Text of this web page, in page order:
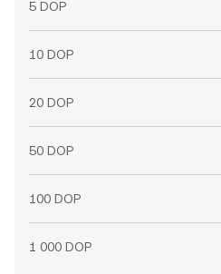
5 DOP
10 DOP
20 DOP
50 DOP
100 DOP
1 000 DOP